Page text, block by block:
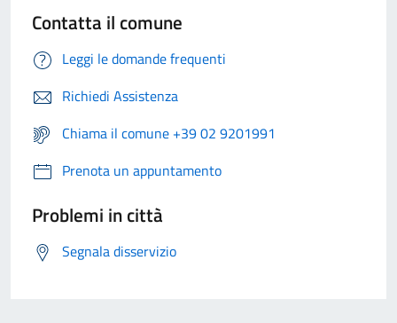
Contatta il comune
Leggi le domande frequenti
Richiedi Assistenza
Chiama il comune +39 02 9201991
Prenota un appuntamento
Problemi in città
Segnala disservizio